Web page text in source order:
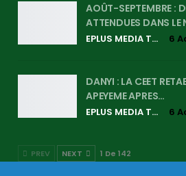
AOÛT-SEPTEMBRE :
ATTENDUES DANS
EPLUS MEDIA TV 6
DANYI : LA CEET
APEYEME APRES…
EPLUS MEDIA TV 6
PREV NEXT 1 De 142